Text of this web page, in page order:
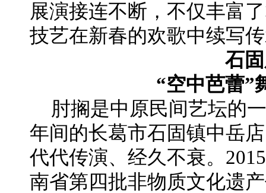
展演接连不断，不仅丰富
技艺在新春的欢歌中续写
石
“空中芭蕾”
肘搁是中原民间艺坛的
年间的长葛市石固镇中岳
代代传演、经久不衰。
南省第四批非物质文化遗